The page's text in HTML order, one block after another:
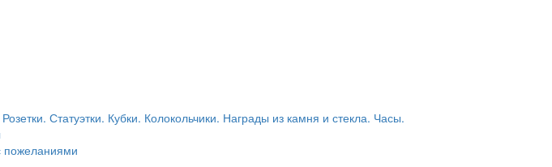
Статуэтки. Кубки. Колокольчики. Награды из камня и стекла. Часы.
пожеланиями